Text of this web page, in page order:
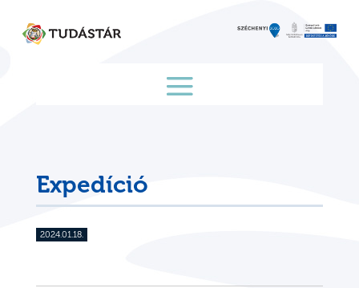
content
Expedíció
2024.01.18.